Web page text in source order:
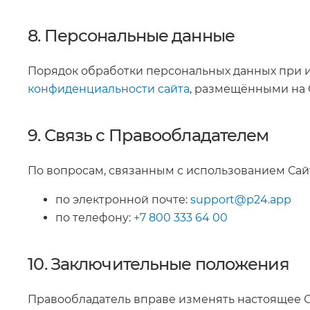
8. Персональные данные
Порядок обработки персональных данных при
конфиденциальности сайта, размещёнными на
9. Связь с Правообладателем
По вопросам, связанным с использованием
по электронной почте: support@p24.app
по телефону: +7 800 333 64 00
10. Заключительные положения
Правообладатель вправе изменять настоящее